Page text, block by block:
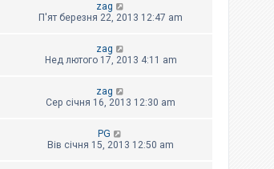
zag
П'ят березня 22, 2013 12:47 am
zag
Нед лютого 17, 2013 4:11 am
zag
Сер січня 16, 2013 12:30 am
PG
Вів січня 15, 2013 12:50 am